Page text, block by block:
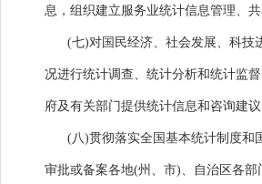
息，组织建立服务业统计信息管理、共
(七)对国民经济、社会发展、科技
况进行统计调查、统计分析和统计监
府及有关部门提供统计信息和咨询建议
(八)贯彻落实全国基本统计制度和
审批或备案各地(州、市)、自治区各部